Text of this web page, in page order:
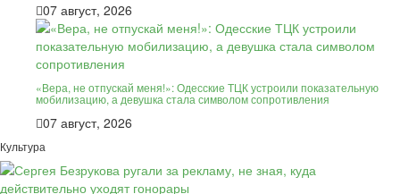
07 август, 2026
«Вера, не отпускай меня!»: Одесские ТЦК устроили показательную
мобилизацию, а девушка стала символом сопротивления
07 август, 2026
Культура